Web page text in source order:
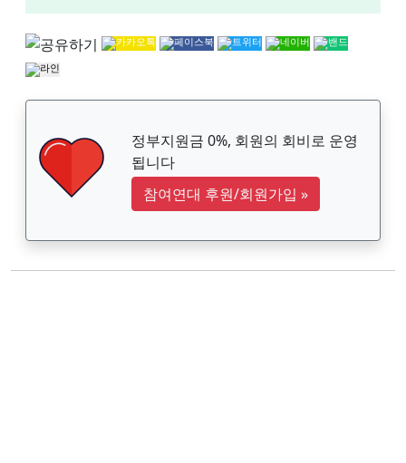
정부지원금 0%, 회원의 회비로 운영
됩니다
참여연대 후원/회원가입 »